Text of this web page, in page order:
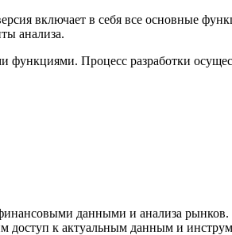
включает в себя все основные
анализа.
Процесс разработки
данными и анализа рынков.
доступ к актуальным данным и